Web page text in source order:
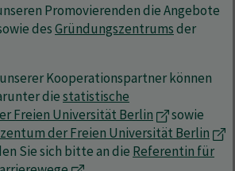
Promovierenden die Angebote
desGründungszentrumsder
Kooperationspartner können
diestatistische
Freien Universität Berlin
sowie
der Freien Universität Berlin
Sie sich bitte an die Referentin für